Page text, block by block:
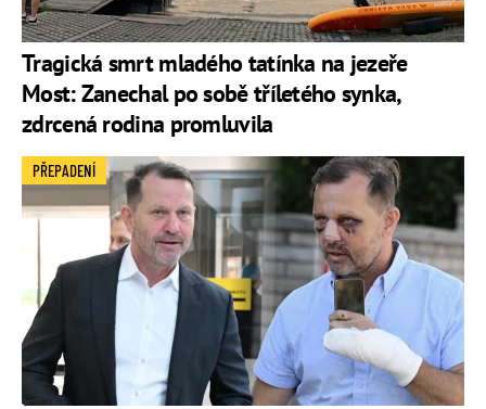
Tragická smrt mladého tatínka na jezeře
Most: Zanechal po sobě tříletého synka,
zdrcená rodina promluvila
PŘEPADENÍ